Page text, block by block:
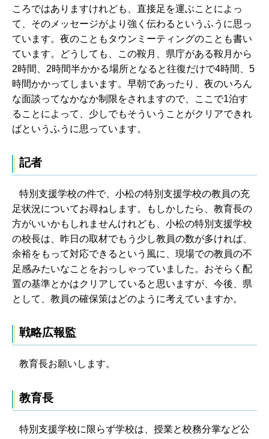
ころではありますけれども、直接足を運ぶことによっ
て、そのメッセージがより強く伝わるというふうに思っ
ています。夜のこともタウンミーティングのことも書い
ています。どうしても、この鞍月、県庁がある鞍月から
2時間、2時間半かかる場所となると往復だけで4時間、5
時間かかってしまいます。早朝であったり、夜のいろん
な面談ってなかなか制限をされますので、ここで1泊す
ることによって、少しでもそういうことがクリアできれ
ばというふうに思っています。
記者
特別支援学校の件で、小松の特別支援学校の教員の充
足状況についてお尋ねします。もしかしたら、教育長の
方がいいかもしれませんけれども、小松の特別支援学校
の校長は、昨日の取材でもう少し教員の数が多ければ、
余裕をもって対応できるという風に、現場での教員の不
足感みたいなことをおっしゃっていました。おそらく配
置の基準とかはクリアしていると思いますが、今後、県
として、教員の確保策はどのように考えていますか。
戦略広報監
教育長お願いします。
教育長
特別支援学校に限らず学校は、授業と校務分掌など公